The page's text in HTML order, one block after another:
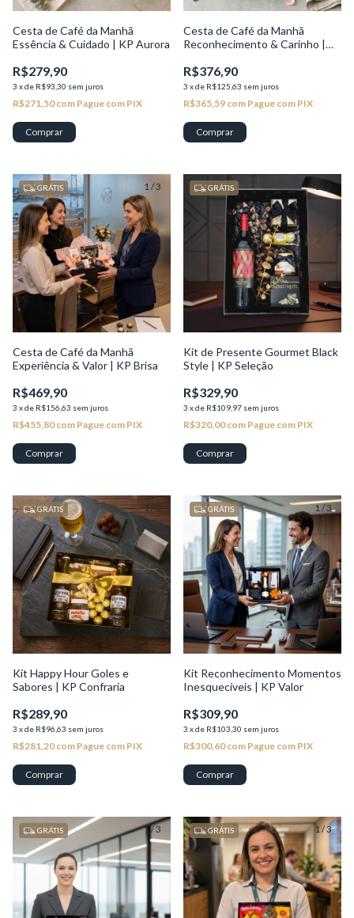
Cesta de Café da Manhã
Essência & Cuidado | KP Aurora
R$279,90
3 xde R$93,30 sem juros
R$271,50com Pague com PIX
Cesta de Café da Manhã
Reconhecimento & Carinho |
R$376,90
3 xde R$125,63 sem juros
R$365,59 com Pague com PIX
1/3
GRÁTIS
Cesta de Café da Manhã
Experiência & Valor | KP Brisa
R$469,90
3 xde R$156,63 sem juros
R$455,80com Pague com PIX
1/ 2
GRÁTIS
Kit de Presente Gourmet Black
Style | KP Seleção
R$329,90
3 xde R$109,97 sem juros
R$320,00com Pague com PIX
1/3
GRÁTIS
Kit Happy Hour Goles e
Sabores | KP Confraria
R$289,90
3 xde R$96,63 sem juros
R$281,20com Pague com PIX
1/3
GRÁTIS
Kit Reconhecimento Momentos
Inesquecíveis | KP Valor
R$309,90
3 xde R$103,30 sem juros
R$300,60com Pague com PIX
1/3
GRÁTIS 1/3
GRÁTIS